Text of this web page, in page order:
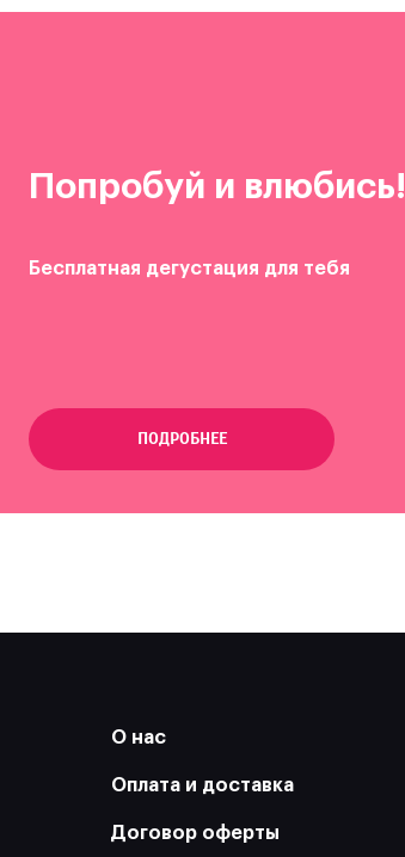
Попробуй и влюбись!
Бесплатная дегустация для тебя
ПОДРОБНЕЕ
О нас
Оплата и доставка
Договор оферты